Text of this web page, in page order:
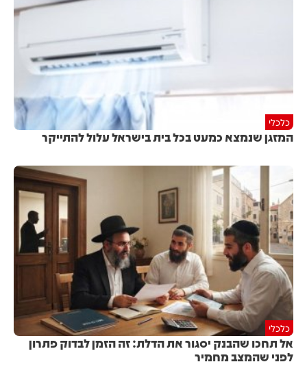
כלכלי
המזגן שנמצא כמעט בכל בית בישראל עלול להתייקר
כלכלי
אל תחכו שהבנק יסגור את הדלת: זה הזמן לבדוק פתרון
לפני שהמצב מחמיר